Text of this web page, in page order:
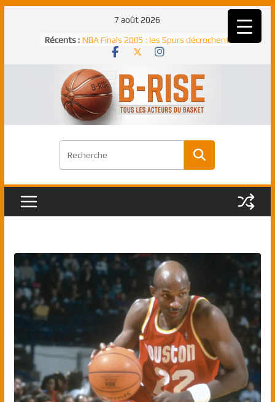
7 août 2026
Récents : Rudy Gobert, deuxième Français élu
meilleur défenseur d’une saison NBA
un troisième titre NBA, la rude bataille
face aux Pistons
NBA Finals 2021 : les Bucks et Giannis
Antetokounmpo triomphent, le Greek
Freek élu MVP
match à plus de 40 points en NBA, le
canadien transcendant face aux Spurs
premier européen sacré Rookie de